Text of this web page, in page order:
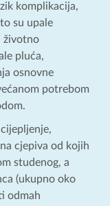
komplikacija,
su upale
životno
pluća,
osnovne
potrebom
cjepiva od kojih
studenog, a
(ukupno oko
odmah